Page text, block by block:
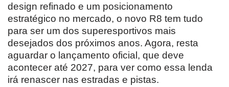
design refinado e um posicionamento
estratégico no mercado, o novo R8 tem tudo
para ser um dos superesportivos mais
desejados dos próximos anos. Agora, resta
aguardar o lançamento oficial, que deve
acontecer até 2027, para ver como essa lenda
irá renascer nas estradas e pistas.